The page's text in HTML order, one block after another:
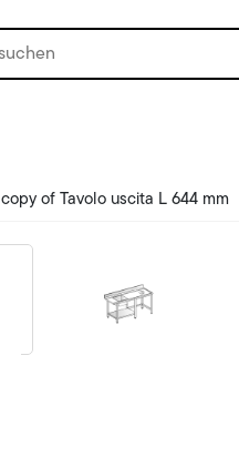
copy of Tavolo uscita L 644 mm